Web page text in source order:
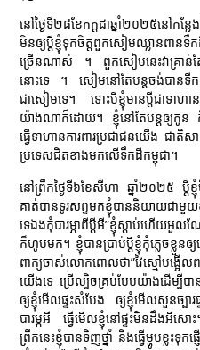
នៅថ្ងៃទី២៨ខែកក្ដដាឆ្នាំ២០២៥នៅកន្លែ
មិនឲ្យប្ដីខ្ញុំទុកចិត្តពួកសៀមឈ្លានពាន
ច្រើនណាស់ ។ ពួកសៀមនេះវាគ្រាន់តែ
នោះទេ ។ សៀមនៅតែបន្តចង់បានទឺក
ជាសៀមទេ។ ទោះបីខ្ញុំមានប្ដីជាទាហ
យ៉ាងណាក៏ដោយ។ ខ្ញុំនៅតែបន្តឲ្យកូន
ធ្វើទាហានការពារប្រជាជនយើង ជ
ប្រទេសជិតខាងមកលើទឹកដីកម្ពុជា។
នៅព្រឹកថ្ងៃទី៦ខែសីហា ឆ្នាំ២០២៥ ប្
គាត់បានទូរសព្ទមកខ្ញុំបាននិយាយជា
ទេឯងកុំបារម្ភាពីប្ដីអី”ខ្ញុំស្ដាប់ហើយអួ
ក៏ហូបមក។ ខ្ញុំបានប្រាប់ប្ដីខ្ញុំកុំភ្លេចខ្លួន
ពាក្យចាស់លោកពោលថា”វៃស្មៅបង្អ
យើងទេ ប្រើល្បិចគ្រប់បែបយ៉ាងដើម្បីប
ឲ្យខ្ញុំមើលផ្ទះសំបែង ឲ្យខ្ញុំមើលសួនច្
បារម្ភអី ធ្វើមើលខ្ញុំនៅផ្ទះមិនដឹងអី
ព្រឹកនេះខ្ញុំបានទិញថ្នាំ និងធ្វើម្ហូបខ្លះទុ